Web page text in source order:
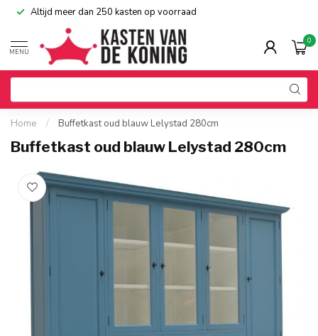
Altijd meer dan 250 kasten op voorraad
MENU
0
Home / Buffetkast oud blauw Lelystad 280cm
Buffetkast oud blauw Lelystad 280cm